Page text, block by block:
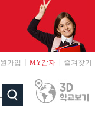
가입 MY감자 즐겨찾기